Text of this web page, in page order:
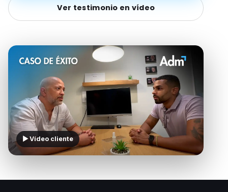
Ver testimonio en vídeo
▶ Vídeo cliente